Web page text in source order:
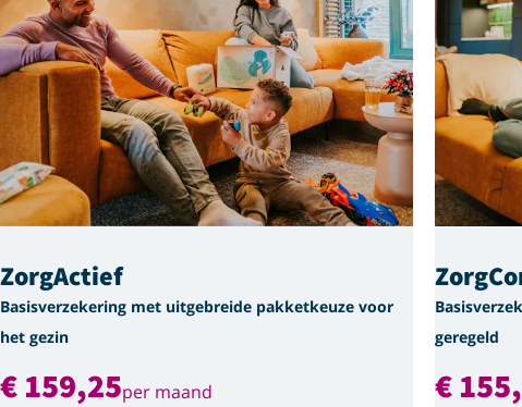
ZorgActief
Basisverzekering met uitgebreide pakketkeuze voor
het gezin
€ 159,25per maand
geregeld
€